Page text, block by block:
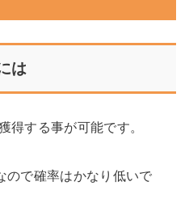
は
得する事が可能です。
ので確率はかなり低いで